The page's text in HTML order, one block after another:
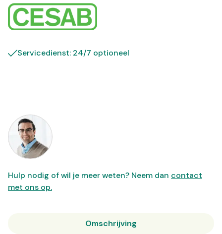
Servicedienst: 24/7 optioneel
Hulp nodig of wil je meer weten? Neem dan contact
met ons op.
Omschrijving